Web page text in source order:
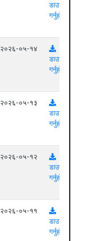
डाउनलोड
गर्नुहोस्
२०२६-०५-१४
डाउनलोड
गर्नुहोस्
२०२६-०५-१३
डाउनलोड
गर्नुहोस्
२०२६-०५-१२
डाउनलोड
गर्नुहोस्
२०२६-०५-११
डाउनलोड
गर्नुहोस्